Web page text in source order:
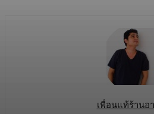
เพื่อนแท้ร้านอ